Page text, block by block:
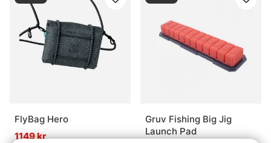
FlyBag Hero
1149 kr
Gruv Fishing Big Jig
Launch Pad